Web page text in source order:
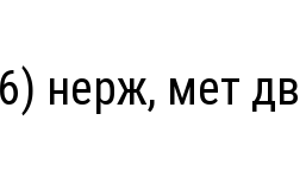
нерж, мет